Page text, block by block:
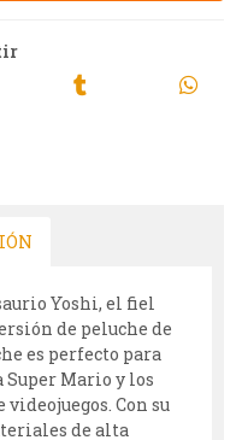
Yoshi, el fiel
de peluche de
es perfecto para
Mario y los
Con su
de alta